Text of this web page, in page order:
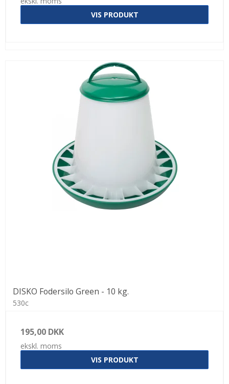
VIS PRODUKT
DISKO Fodersilo Green - 10 kg.
530c
195,00 DKK
ekskl. moms
VIS PRODUKT